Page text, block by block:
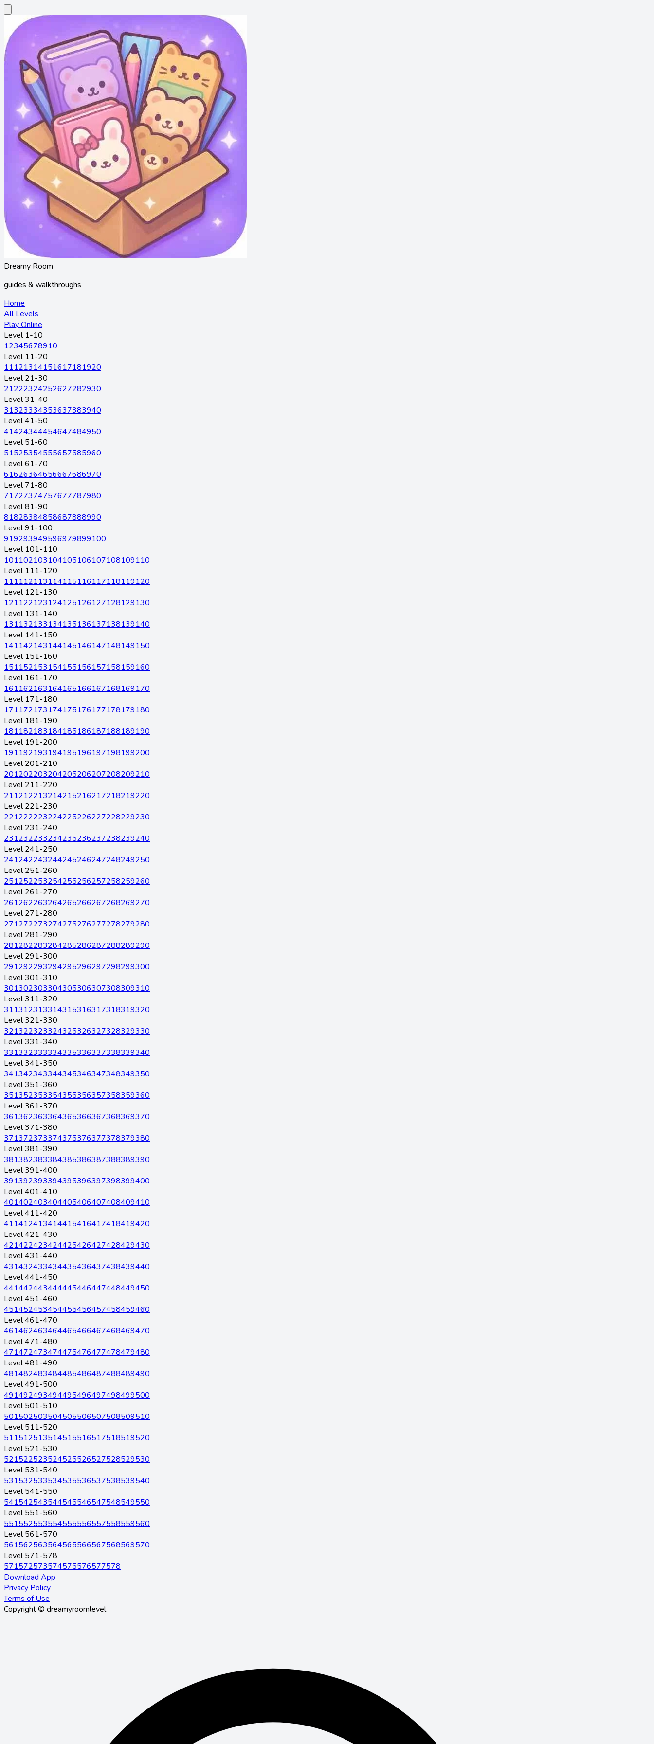
Dreamy Room
guides & walkthroughs
Home
All Levels
Play Online
Level 1-10
12345678910
Level 11-20
11121314151617181920
Level 21-30
21222324252627282930
Level 31-40
31323334353637383940
Level 41-50
41424344454647484950
Level 51-60
51525354555657585960
Level 61-70
61626364656667686970
Level 71-80
71727374757677787980
Level 81-90
81828384858687888990
Level 91-100
919293949596979899100
Level 101-110
101102103104105106107108109110
Level 111-120
111112113114115116117118119120
Level 121-130
121122123124125126127128129130
Level 131-140
131132133134135136137138139140
Level 141-150
141142143144145146147148149150
Level 151-160
151152153154155156157158159160
Level 161-170
161162163164165166167168169170
Level 171-180
171172173174175176177178179180
Level 181-190
181182183184185186187188189190
Level 191-200
191192193194195196197198199200
Level 201-210
201202203204205206207208209210
Level 211-220
211212213214215216217218219220
Level 221-230
221222223224225226227228229230
Level 231-240
231232233234235236237238239240
Level 241-250
241242243244245246247248249250
Level 251-260
251252253254255256257258259260
Level 261-270
261262263264265266267268269270
Level 271-280
271272273274275276277278279280
Level 281-290
281282283284285286287288289290
Level 291-300
291292293294295296297298299300
Level 301-310
301302303304305306307308309310
Level 311-320
311312313314315316317318319320
Level 321-330
321322323324325326327328329330
Level 331-340
331332333334335336337338339340
Level 341-350
341342343344345346347348349350
Level 351-360
351352353354355356357358359360
Level 361-370
361362363364365366367368369370
Level 371-380
371372373374375376377378379380
Level 381-390
381382383384385386387388389390
Level 391-400
391392393394395396397398399400
Level 401-410
401402403404405406407408409410
Level 411-420
411412413414415416417418419420
Level 421-430
421422423424425426427428429430
Level 431-440
431432433434435436437438439440
Level 441-450
441442443444445446447448449450
Level 451-460
451452453454455456457458459460
Level 461-470
461462463464465466467468469470
Level 471-480
471472473474475476477478479480
Level 481-490
481482483484485486487488489490
Level 491-500
491492493494495496497498499500
Level 501-510
501502503504505506507508509510
Level 511-520
511512513514515516517518519520
Level 521-530
521522523524525526527528529530
Level 531-540
531532533534535536537538539540
Level 541-550
541542543544545546547548549550
Level 551-560
551552553554555556557558559560
Level 561-570
561562563564565566567568569570
Level 571-578
571572573574575576577578
Download App
Privacy Policy
Terms of Use
Copyright © dreamyroomlevel